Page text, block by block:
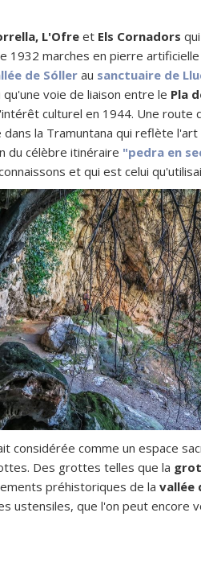
L'Ofre et Els Cornadors
1932 marches en pierre
de Sóllerau sanctuaire de
voie de liaison entre le Pla
culturel en 1944. Une
la Tramuntana qui reflète
du célèbre itinéraire "pedra en
et qui est celui
comme un espace
Des grottes telles que la
préhistoriques de la vallée
ustensiles, que l'on peut encore